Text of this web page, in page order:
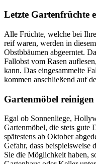
Letzte Gartenfrüchte
Alle Früchte, welche bei
reif waren, werden in
Obstbbäumen abgeerntet.
Fallobst vom Rasen
kann. Das eingesammelte
kommen anschließend auf
Gartenmöbel
Egal ob Sonnenliege,
Gartenmöbel, die stets gute
spätestens ab Oktober
Gefahr, dass beispielsweise
Sie die Möglichkeit haben,